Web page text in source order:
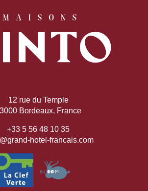
12 rue du Temple
Bordeaux, France
+33 5 56 48 10 35
hotel-francais.com